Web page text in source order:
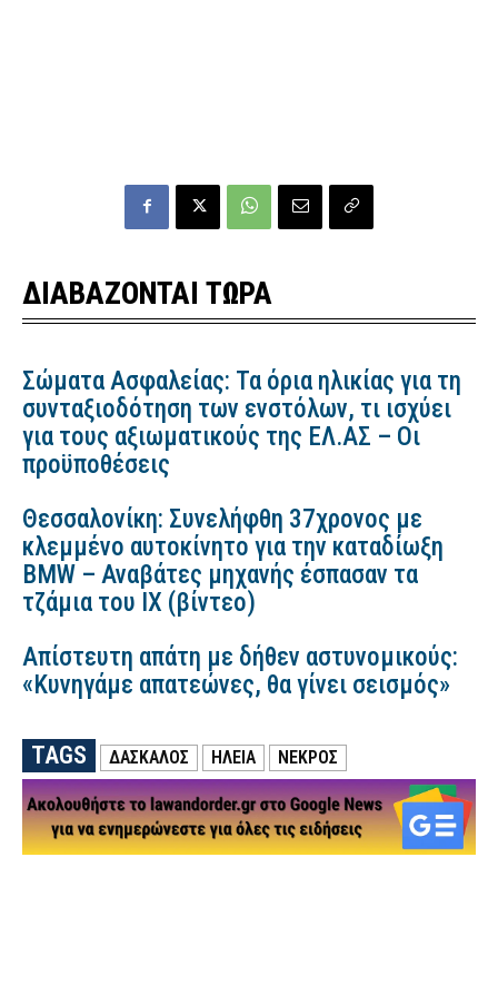
ΔΙΑΒΑΖΟΝΤΑΙ ΤΩΡΑ
Σώματα Ασφαλείας: Τα όρια ηλικίας για τη
συνταξιοδότηση των ενστόλων, τι ισχύει
για τους αξιωματικούς της ΕΛ.ΑΣ – Οι
προϋποθέσεις
Θεσσαλονίκη: Συνελήφθη 37χρονος με
κλεμμένο αυτοκίνητο για την καταδίωξη
BMW – Αναβάτες μηχανής έσπασαν τα
τζάμια του ΙΧ (βίντεο)
Απίστευτη απάτη με δήθεν αστυνομικούς:
«Κυνηγάμε απατεώνες, θα γίνει σεισμός»
TAGS ΔΑΣΚΑΛΟΣ ΗΛΕΙΑ ΝΕΚΡΟΣ